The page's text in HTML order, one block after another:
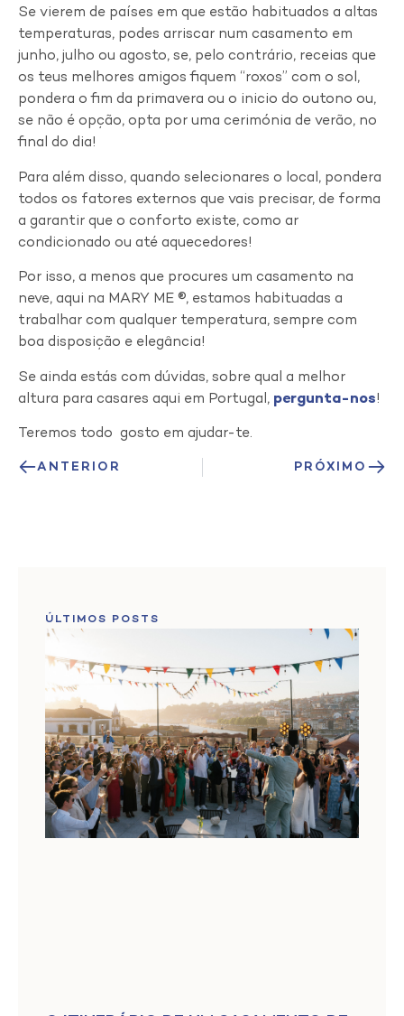
Se vierem de países em que estão habituados a altas
temperaturas, podes arriscar num casamento em
junho, julho ou agosto, se, pelo contrário, receias que
os teus melhores amigos fiquem “roxos” com o sol,
pondera o fim da primavera ou o inicio do outono ou,
se não é opção, opta por uma cerimónia de verão, no
final do dia!
Para além disso, quando selecionares o local, pondera
todos os fatores externos que vais precisar, de forma
a garantir que o conforto existe, como ar
condicionado ou até aquecedores!
Por isso, a menos que procures um casamento na
neve, aqui na MARY ME ®, estamos habituadas a
trabalhar com qualquer temperatura, sempre com
boa disposição e elegância!
Se ainda estás com dúvidas, sobre qual a melhor
altura para casares aqui em Portugal, pergunta-nos!
Teremos todo gosto em ajudar-te.
ANTERIOR PRÓXIMO
ÚLTIMOS POSTS